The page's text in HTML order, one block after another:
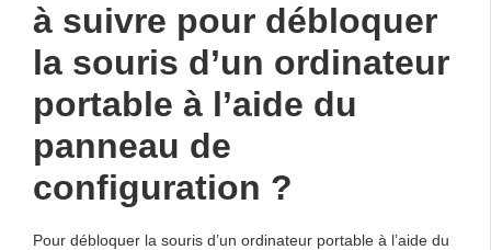
à suivre pour débloquer
la souris d’un ordinateur
portable à l’aide du
panneau de
configuration ?
Pour débloquer la souris d’un ordinateur portable à l’aide du